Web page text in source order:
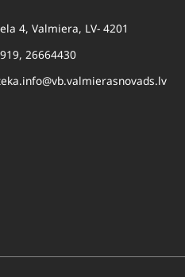
4, Valmiera, LV- 4201
, 26664430